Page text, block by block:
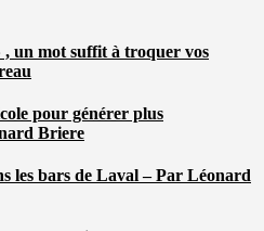
, un mot suffit à troquer vos
pour générer plus
Briere
les bars de Laval – Par Léonard